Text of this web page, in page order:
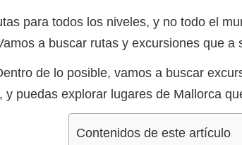
para todos los niveles, y no todo el
a buscar rutas y excursiones que
de lo posible, vamos a buscar
puedas explorar lugares de Mallorca
Contenidos de este artículo